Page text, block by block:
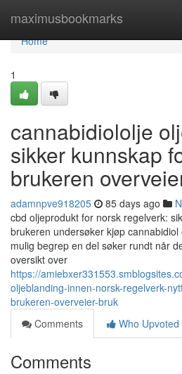
maximusbookmarks
Home
Home
1
cannabidiololje
sikker kunnskap
brukeren
adamnpve918205 85 days ago
cbd oljeprodukt for norsk regelverk:
brukeren undersøker kjøp
mulig begrep en del søker rundt når
oversikt over
https://
oljeblanding-innen-norsk-regelverk-
brukeren-overveier-bruk
Comments
Who Upvoted
Comments